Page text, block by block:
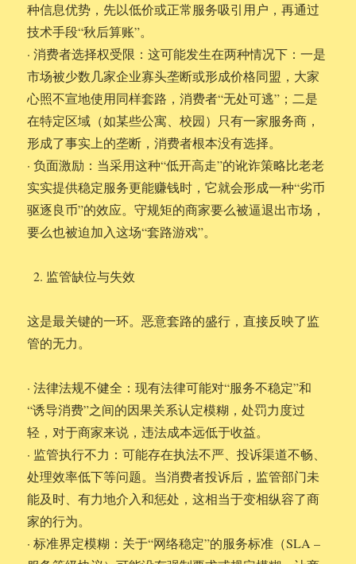
种信息优势，先以低价或正常服务吸引用户，再通过
技术手段“秋后算账”。
· 消费者选择权受限：这可能发生在两种情况下：一是
市场被少数几家企业寡头垄断或形成价格同盟，大家
心照不宣地使用同样套路，消费者“无处可逃”；二是
在特定区域（如某些公寓、校园）只有一家服务商，
形成了事实上的垄断，消费者根本没有选择。
· 负面激励：当采用这种“低开高走”的讹诈策略比老老
实实提供稳定服务更能赚钱时，它就会形成一种“劣币
驱逐良币”的效应。守规矩的商家要么被逼退出市场，
要么也被迫加入这场“套路游戏”。
监管缺位与失效
这是最关键的一环。恶意套路的盛行，直接反映了监
管的无力。
· 法律法规不健全：现有法律可能对“服务不稳定”和
“诱导消费”之间的因果关系认定模糊，处罚力度过
轻，对于商家来说，违法成本远低于收益。
· 监管执行不力：可能存在执法不严、投诉渠道不畅、
处理效率低下等问题。当消费者投诉后，监管部门未
能及时、有力地介入和惩处，这相当于变相纵容了商
家的行为。
· 标准界定模糊：关于“网络稳定”的服务标准（SLA –